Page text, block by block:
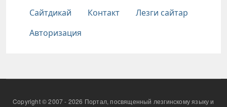
Подвал
Сайтдикай Контакт
Лезги сайтар
Авторизация
Copyright © 2007 - 2026 Портал, посвященный лезгинскому языку и